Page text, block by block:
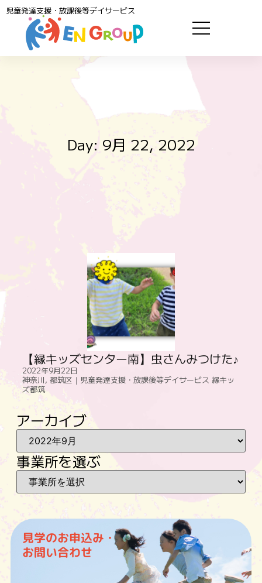
児童発達支援・放課後等デイサービス
Day: 9月 22, 2022
【縁キッズセンター南】虫さんみつけた♪
2022年9月22日
神奈川, 都筑区｜児童発達支援・放課後等デイサービス 縁キッ
ズ都筑
アーカイブ
事業所を選ぶ
見学のお申込み・
お問い合わせ